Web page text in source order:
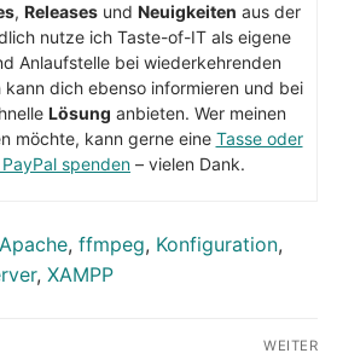
, Releasesund Neuigkeiten aus der
nutze ich Taste-of-IT als eigene
Anlaufstelle bei wiederkehrenden
dich ebenso informieren und bei
Lösung anbieten. Wer meinen
möchte, kann gerne eine Tasse oder
spenden – vielen Dank.
Apache, ffmpeg, Konfiguration,
, XAMPP
WEITER